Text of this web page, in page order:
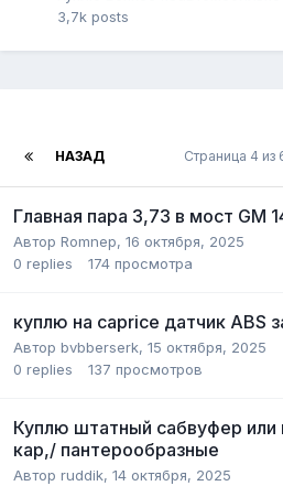
3,7k posts
НАЗАД Страница 4 из
Главная пара 3,73 в мост GM
Автор Romnep, 16 октября, 2025
0 replies 174 просмотра
куплю на caprice датчик ABS
Автор bvbberserk, 15 октября, 2025
0 replies 137 просмотров
Куплю штатный сабвуфер или
кар,/ пантерообразные
Автор ruddik, 14 октября, 2025